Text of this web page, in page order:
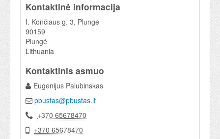
Kontaktinė informacija
I. Končiaus g. 3, Plungė
90159
Plungė
Lithuania
Kontaktinis asmuo
Eugenijus Palubinskas
pbustas@pbustas.lt
+370 65678470
+370 65678470